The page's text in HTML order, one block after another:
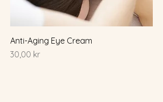
Anti-Aging Eye Cream
Pris
30,00 kr